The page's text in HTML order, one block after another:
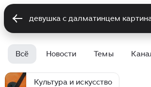
Всё Новости Темы
Культура и искусство